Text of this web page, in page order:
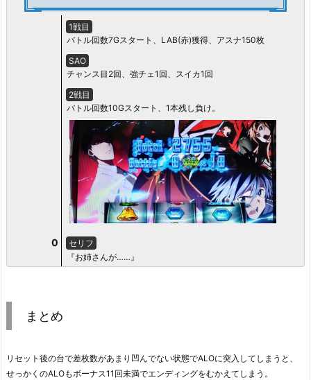
1戦目
バトル回数7Gスタート、LAB(赤)獲得、アスナ150枚
SAO
チャンス目2回、強チェ1回、スイカ1回
2戦目
バトル回数10Gスタート、1本残し負け。
0
セリフ
『お姉さんが……』
まとめ
リセット後の台で差枚数があまり凹んでない状態でALOに突入してしまうと、
せっかくのALOもボーナス11回未満でエンディングをむかえてしまう。